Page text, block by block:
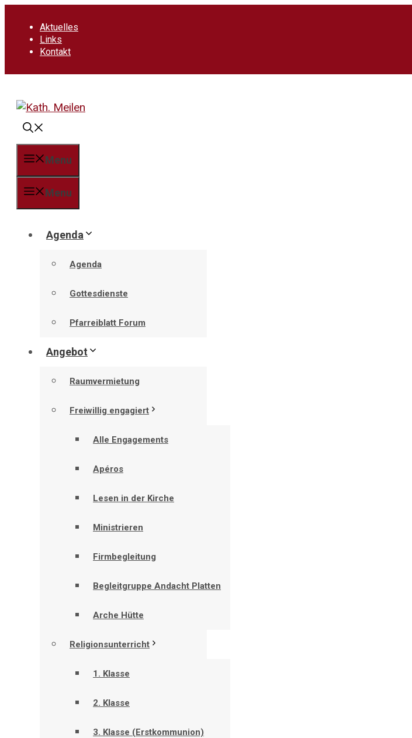
Inhalt
Aktuelles
Links
Kontakt
Menu
Menu
Agenda
Agenda
Gottesdienste
Pfarreiblatt Forum
Angebot
Raumvermietung
Freiwillig engagiert
Alle Engagements
Apéros
Lesen in der Kirche
Ministrieren
Firmbegleitung
Begleitgruppe Andacht Platten
Arche Hütte
Religionsunterricht
1. Klasse
2. Klasse
3. Klasse (Erstkommunion)